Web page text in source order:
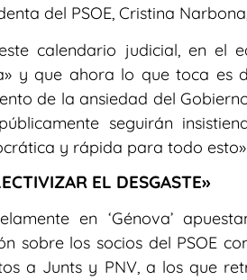
del PSOE, Cristina
calendario judicial, en el
y que ahora lo que toca es
de la ansiedad del
seguirán
y rápida para todo
EL DESGASTE»
en ‘Génova’
sobre los socios del PSOE
a Junts y PNV, a los que